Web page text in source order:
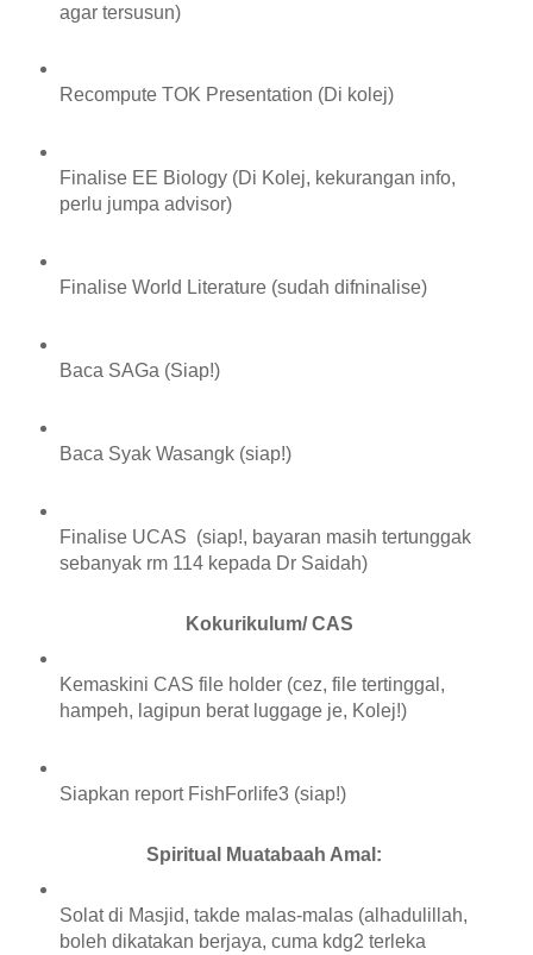
agar tersusun)
Recompute TOK Presentation (Di kolej)
Finalise EE Biology (Di Kolej, kekurangan info,
perlu jumpa advisor)
Finalise World Literature (sudah difninalise)
Baca SAGa (Siap!)
Baca Syak Wasangk (siap!)
Finalise UCAS (siap!, bayaran masih tertunggak
sebanyak rm 114 kepada Dr Saidah)
Kokurikulum/ CAS
Kemaskini CAS file holder (cez, file tertinggal,
hampeh, lagipun berat luggage je, Kolej!)
Siapkan report FishForlife3 (siap!)
Spiritual Muatabaah Amal:
Solat di Masjid, takde malas-malas (alhadulillah,
boleh dikatakan berjaya, cuma kdg2 terleka